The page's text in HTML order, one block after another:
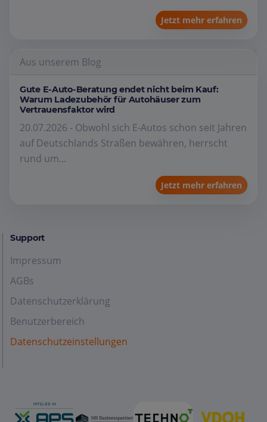
Jetzt mehr erfahren
Aus unserem Blog
Gute E-Auto-Beratung endet nicht beim Kauf:
Warum Ladezubehör für Autohäuser zum
Vertrauensfaktor wird
20.07.2026 - Obwohl sich E-Autos schon seit Jahren
auf Deutschlands Straßen bewähren, herrscht
rund um...
Jetzt mehr erfahren
Support
Impressum
AGBs
Datenschutzerklärung
Benutzerbereich
Datenschutzeinstellungen